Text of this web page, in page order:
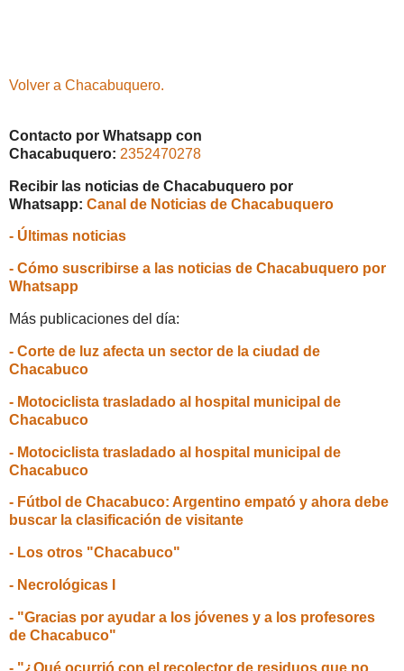
Volver a Chacabuquero.
Contacto por Whatsapp con
Chacabuquero: 2352470278
Recibir las noticias de Chacabuquero por
Whatsapp: Canal de Noticias de Chacabuquero
- Últimas noticias
- Cómo suscribirse a las noticias de Chacabuquero por
Whatsapp
Más publicaciones del día:
- Corte de luz afecta un sector de la ciudad de
Chacabuco
- Motociclista trasladado al hospital municipal de
Chacabuco
- Motociclista trasladado al hospital municipal de
Chacabuco
- Fútbol de Chacabuco: Argentino empató y ahora debe
buscar la clasificación de visitante
- Los otros "Chacabuco"
- Necrológicas I
- "Gracias por ayudar a los jóvenes y a los profesores
de Chacabuco"
- "¿Qué ocurrió con el recolector de residuos que no